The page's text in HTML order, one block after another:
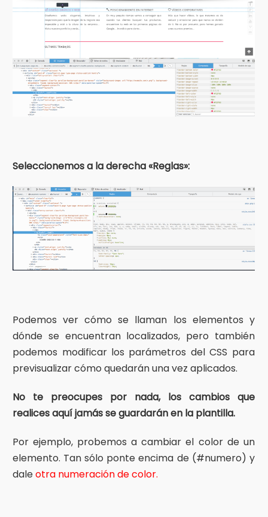
Seleccionemos a la derecha «Reglas»:
Podemos ver cómo se llaman los elementos y
dónde se encuentran localizados, pero también
podemos modificar los parámetros del CSS para
previsualizar cómo quedarán una vez aplicados.
No te preocupes por nada, los cambios que
realices aquí jamás se guardarán en la plantilla.
Por ejemplo, probemos a cambiar el color de un
elemento. Tan sólo ponte encima de (#numero) y
daleotra numeración de color.